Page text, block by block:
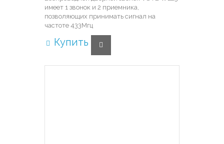
имеет 1 звонок и 2 приемника,
позволяющих принимать сигнал на
частоте 433Мгц
Купить